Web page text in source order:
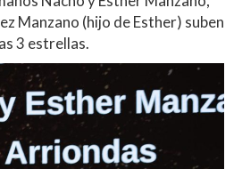
Manzano (hijo de Esther) suben
3 estrellas.